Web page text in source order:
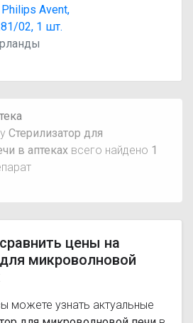
Avent,
02, 1 шт.
Стерилизатор для
в аптеках всего найдено 1
цены на
микроволновой
можете узнать актуальные